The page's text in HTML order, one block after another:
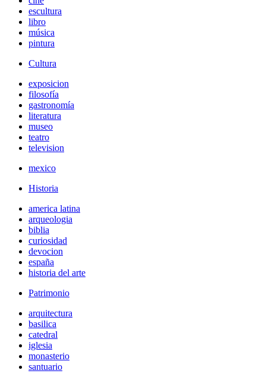
escultura
libro
música
pintura
Cultura
exposicion
filosofía
gastronomía
literatura
museo
teatro
television
mexico
Historia
america latina
arqueologia
biblia
curiosidad
devocion
españa
historia del arte
Patrimonio
arquitectura
basilica
catedral
iglesia
monasterio
santuario